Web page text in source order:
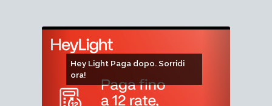
APERTURA ESTIVA
TELECABINA LE FOSSE,
BIGLIETTERIA CENTRALE E
RIFUGIO CHALET ANFITEATRO
Avanti